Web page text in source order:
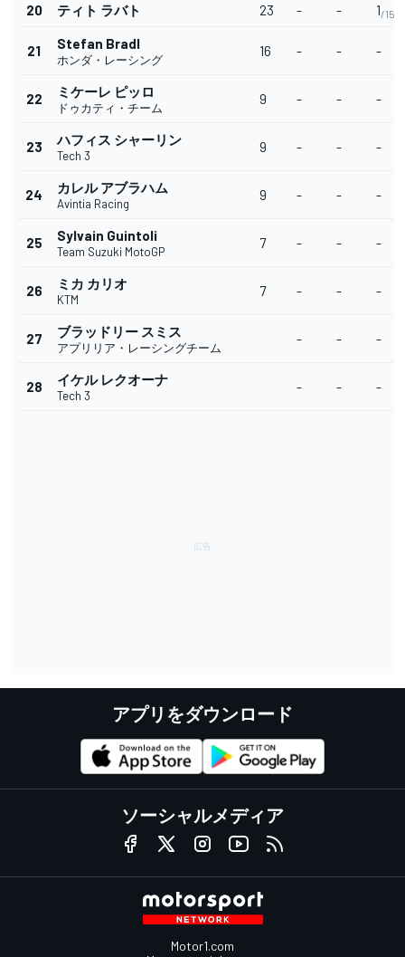
20 ティト ラバト 23 - - 1/15
21 Stefan Bradl
ホンダ・レーシング
16 - - -
22 ミケーレ ピッロ
ドゥカティ・チーム
9 - - -
23 ハフィス シャーリン
Tech 3
9 - - -
24 カレル アブラハム
Avintia Racing
9 - - -
25 Sylvain Guintoli
Team Suzuki MotoGP
7 - - -
26 ミカ カリオ
KTM
7 - - -
27 ブラッドリー スミス
アプリリア・レーシングチーム
- - -
28 イケル レクオーナ
Tech 3
- - -
アプリをダウンロード
ソーシャルメディア
Motor1.com